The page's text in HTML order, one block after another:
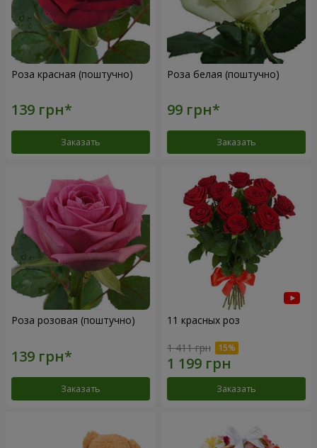
Роза красная (поштучно)
Заказать
Роза белая (поштучно)
Заказать
Роза розовая (поштучно)
Заказать
11 красных роз
1 411 грн
Заказать